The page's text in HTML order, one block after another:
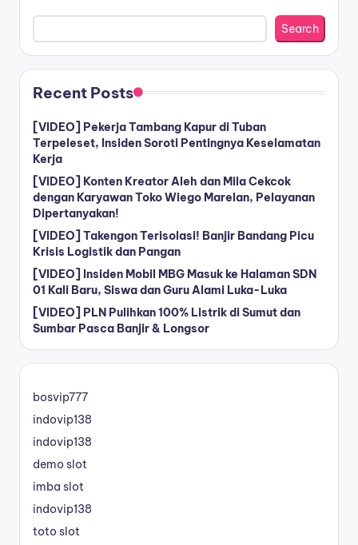
Search
Recent Posts
[VIDEO] Pekerja Tambang Kapur di Tuban
Terpeleset, Insiden Soroti Pentingnya Keselamatan
Kerja
[VIDEO] Konten Kreator Aleh dan Mila Cekcok
dengan Karyawan Toko Wiego Marelan, Pelayanan
Dipertanyakan!
[VIDEO] Takengon Terisolasi! Banjir Bandang Picu
Krisis Logistik dan Pangan
[VIDEO] Insiden Mobil MBG Masuk ke Halaman SDN
01 Kali Baru, Siswa dan Guru Alami Luka-Luka
[VIDEO] PLN Pulihkan 100% Listrik di Sumut dan
Sumbar Pasca Banjir & Longsor
bosvip777
indovip138
indovip138
demo slot
imba slot
indovip138
toto slot